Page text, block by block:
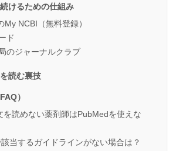
けるための仕組み
NCBI（無料登録）
ド
のジャーナルクラブ
読む裏技
）
を読めない薬剤師はPubMedを使えな
当するガイドラインがない場合は？